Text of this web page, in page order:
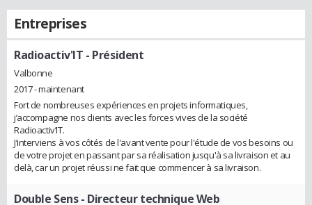
Entreprises
Radioactiv'IT - Président
Valbonne
2017 - maintenant
Fort de nombreuses expériences en projets informatiques,
j’accompagne nos clients avec les forces vives de la société
Radioactiv’IT.
J’interviens à vos côtés de l'avant vente pour l'étude de vos besoins ou
de votre projet en passant par sa réalisation jusqu'à sa livraison et au
delà, car un projet réussi ne fait que commencer à sa livraison.
Double Sens- Directeur technique Web